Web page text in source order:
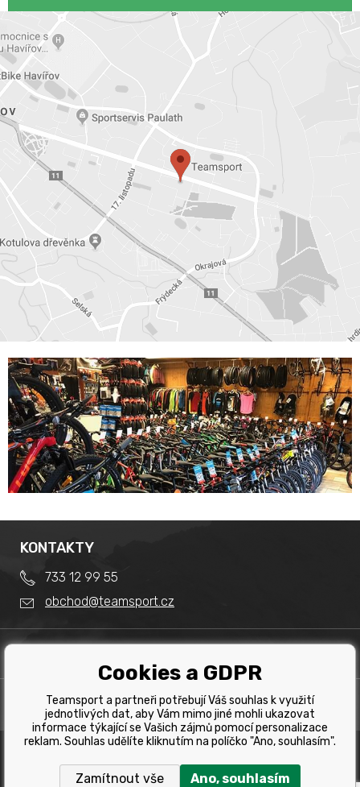
Obchodní podmínky
Splátkový prodej
Reklamace
Tabulka velikostí kol
Tabulka velikostí oblečení
PRODEJNA
Team Sport - Tomáš Binar
Dlouhá 1228/44C
Havířov
KONTAKTY
733 12 99 55
obchod@teamsport.cz
Copyright © 2019 Team Sport Havířov. Všechna pravá
Cookies a GDPR
Teamsport a partneři potřebují Váš souhlas k využití
jednotlivých dat, aby Vám mimo jiné mohli ukazovat
informace týkající se Vašich zájmů pomocí personalizace
reklam. Souhlas udělíte kliknutím na políčko "Ano, souhlasím".
Zamítnout vše Ano, souhlasím